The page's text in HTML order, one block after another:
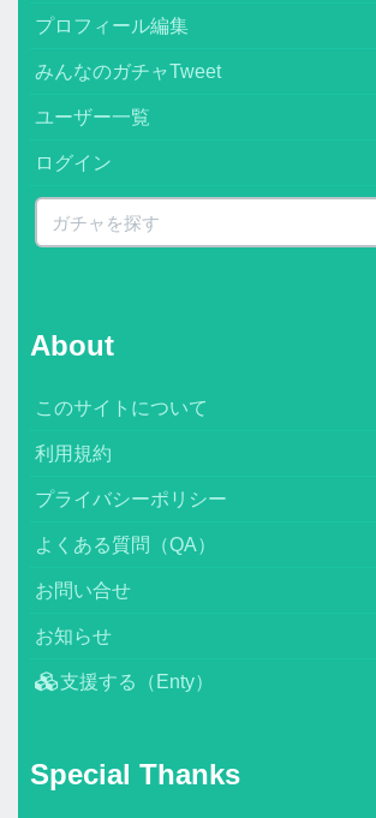
プロフィール編集
みんなのガチャTweet
ユーザー一覧
ログイン
About
このサイトについて
利用規約
プライバシーポリシー
よくある質問（QA）
お問い合せ
お知らせ
支援する（Enty）
Special Thanks